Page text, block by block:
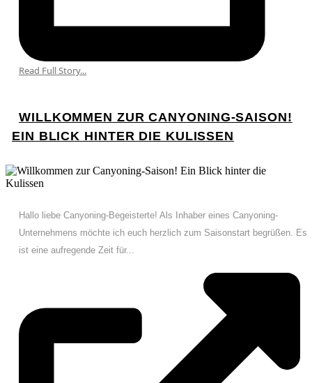
Read Full Story...
WILLKOMMEN ZUR CANYONING-SAISON!
EIN BLICK HINTER DIE KULISSEN
Hallo liebe Canyoning-Begeisterte! Als Inhaber eines Canyoning-
Unternehmens möchte ich euch herzlich zum Saisonstart begrüßen. Es
ist eine aufregende Zeit für...